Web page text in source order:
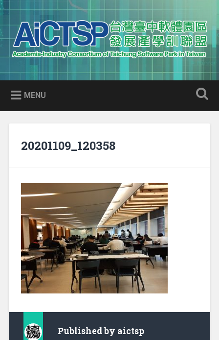
Skip
to
content
Search
AICTSP 台灣臺中軟體園區發展
產學訓聯盟
Academia-Industry Consortium of Taichung Software Park
in Taiwan
MENU
20201109_120358
Published by aictsp